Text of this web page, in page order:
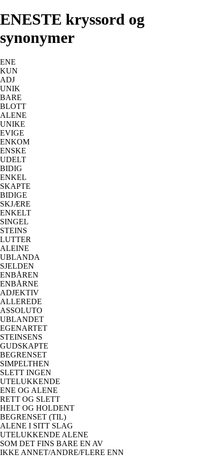
ENESTE kryssord og
synonymer
ENE
KUN
ADJ
UNIK
BARE
BLOTT
ALENE
UNIKE
EVIGE
ENKOM
ENSKE
UDELT
BIDIG
ENKEL
SKAPTE
BIDIGE
SKJÆRE
ENKELT
SINGEL
STEINS
LUTTER
ALEINE
UBLANDA
SJELDEN
ENBÅREN
ENBÅRNE
ADJEKTIV
ALLEREDE
ASSOLUTO
UBLANDET
EGENARTET
STEINSENS
GUDSKAPTE
BEGRENSET
SIMPELTHEN
SLETT INGEN
UTELUKKENDE
ENE OG ALENE
RETT OG SLETT
HELT OG HOLDENT
BEGRENSET (TIL)
ALENE I SITT SLAG
UTELUKKENDE ALENE
SOM DET FINS BARE EN AV
IKKE ANNET/ANDRE/FLERE ENN